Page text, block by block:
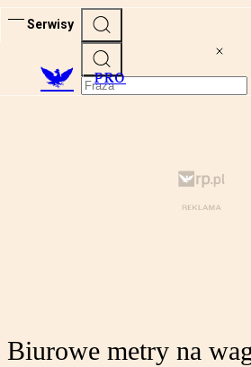
Serwisy
PRO
Biurowe metry na